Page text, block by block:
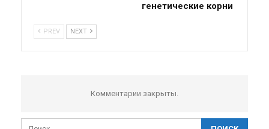
генетические корни
PREV NEXT
Комментарии закрыты.